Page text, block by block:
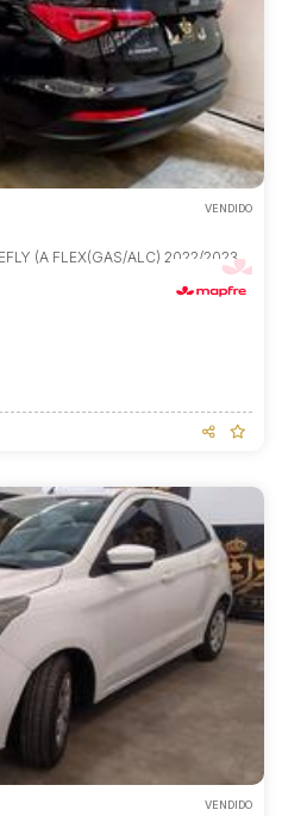
VENDIDO
(A FLEX(GAS/ALC) 2022/2023
VENDIDO